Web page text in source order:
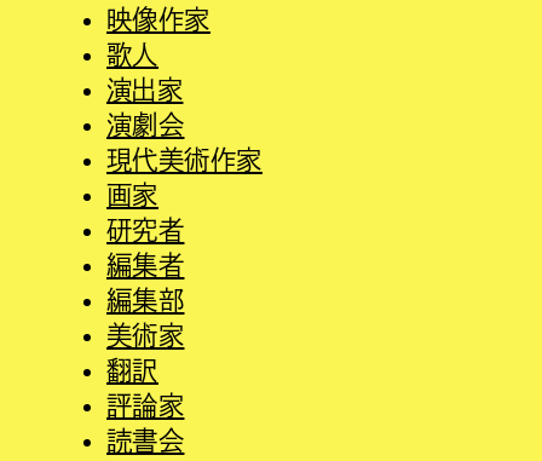
映像作家
歌人
演出家
演劇会
現代美術作家
画家
研究者
編集者
編集部
美術家
翻訳
評論家
読書会